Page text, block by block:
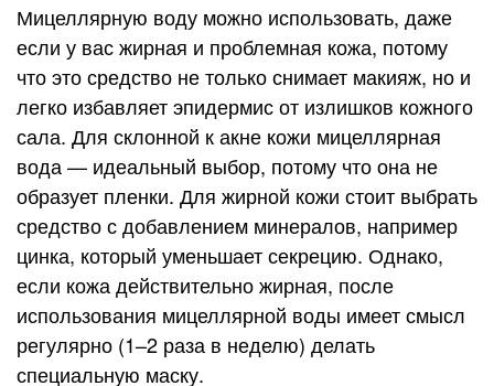
Мицеллярную воду можно использовать, даже
если у вас жирная и проблемная кожа, потому
что это средство не только снимает макияж, но и
легко избавляет эпидермис от излишков кожного
сала. Для склонной к акне кожи мицеллярная
вода — идеальный выбор, потому что она не
образует пленки. Для жирной кожи стоит выбрать
средство с добавлением минералов, например
цинка, который уменьшает секрецию. Однако,
если кожа действительно жирная, после
использования мицеллярной воды имеет смысл
регулярно (1–2 раза в неделю) делать
специальную маску.